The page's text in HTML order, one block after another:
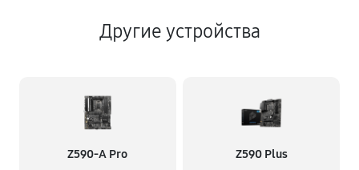
Другие устройства
Z590-A Pro Z590 Plus